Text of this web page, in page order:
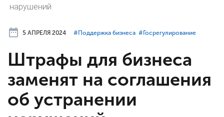
нарушений
5 АПРЕЛЯ 2024 #⁣Поддержка бизнеса #⁣Госрегулирование
Штрафы для бизнеса
заменят на соглашения
об устранении